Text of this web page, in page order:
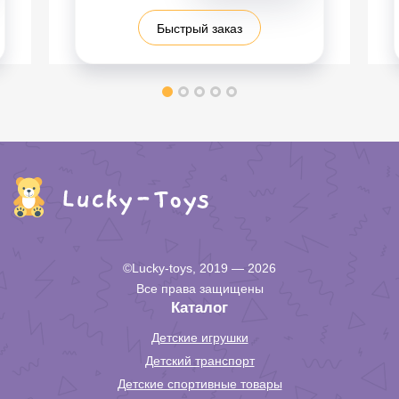
Быстрый заказ
©Lucky-toys, 2019 — 2026
Все права защищены
Каталог
Детские игрушки
Детский транспорт
Детские спортивные товары